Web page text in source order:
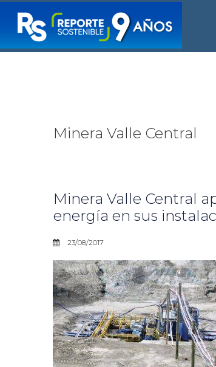
Minera Valle Central
Minera Valle Central
energía en sus
23/08/2017